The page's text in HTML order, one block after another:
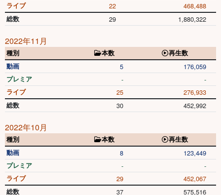
ライブ 22 468,488
総数 29 1,880,322
2022年11月
種別 本数
再生数
動画
5 176,059
プレミア - -
ライブ 25 276,933
総数 30 452,992
2022年10月
種別 本数
再生数
動画
8 123,449
プレミア - -
ライブ 29 452,067
総数 37 575,516